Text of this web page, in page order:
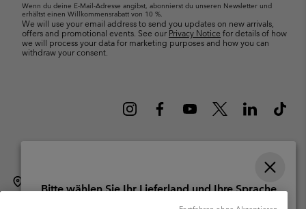
Wenn du deine E-Mail-Adresse angibst, abonnierst du unseren Newsletter und
erhältst einen Willkommensrabatt von 10 %.
We will use your email address to send you updates on new arrivals,
offers and promotional events. See ourPrivacy Notice for details of how
we will process your data for marketing purposes and how you can
withdraw your consent.
Columbia Sportswear Company. Avenue des Morgines, 12 1213
Bitte wählen Sie Ihr Lieferland und Ihre Sprache